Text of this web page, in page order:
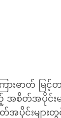
းဓာတ် မြင့်တ
အစိတ်အပိုင်းမ
အပိုင်းများတွ